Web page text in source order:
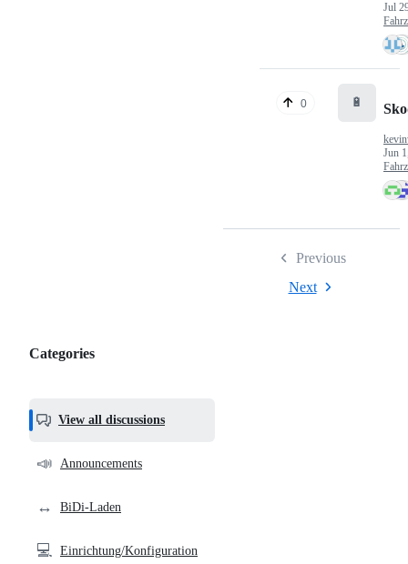
Categories,
helpful,
and
community
Categories
View all discussions
📣 Announcements
↔️ BiDi-Laden
💻 Einrichtung/Konfiguration
Jul
0 🔋
Jun
Previous
Next